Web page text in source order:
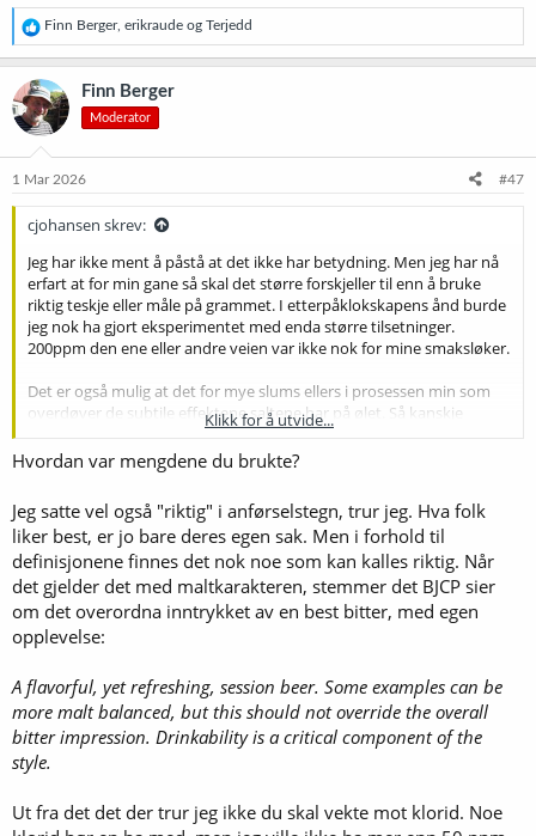
R
e
a
k
s
j
o
e
Finn Berger, erikraude og Terjedd
Finn Berger
Moderator
1 Mar 2026 #47
cjohansen skrev:
Jeg har ikke ment å påstå at det ikke har betydning. Men jeg har nå
erfart at for min gane så skal det større forskjeller til enn å bruke
riktig teskje eller måle på grammet. I etterpåklokskapens ånd burde
jeg nok ha gjort eksperimentet med enda større tilsetninger.
200ppm den ene eller andre veien var ikke nok for mine smaksløker.
Det er også mulig at det for mye slums ellers i prosessen min som
overdøver de subtile effektene saltene har på ølet. Så kanskje
hadde resultatet fra et proft bryggeri vært mer overbevisende.
Jeg er mindre opptatt av hva som er "riktig" og mer opptatt av hva
jeg foretrekker. Derfor hadde jeg lyst til å prøve begge deler. Det
heter seg jo at klorid skal fremheve maltet, og at man ønsker det i
en bitter er ikke helt urimelig.
Klikk for å utvide...
Hvordan var mengdene du brukte?
Jeg satte vel også "riktig" i anførselstegn, trur jeg. Hva folk
liker best, er jo bare deres egen sak. Men i forhold til
definisjonene finnes det nok noe som kan kalles riktig. Når
det gjelder det med maltkarakteren, stemmer det BJCP sier
om det overordna inntrykket av en best bitter, med egen
opplevelse:
A flavorful, yet refreshing, session beer. Some examples can be
more malt balanced, but this should not override the overall
bitter impression. Drinkability is a critical component of the
style.
Ut fra det det der trur jeg ikke du skal vekte mot klorid. Noe